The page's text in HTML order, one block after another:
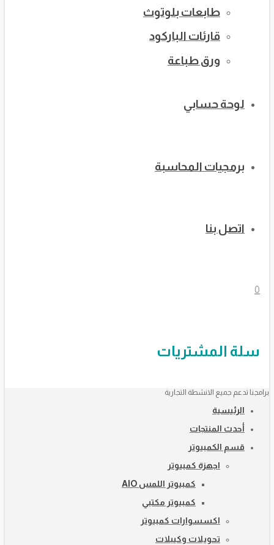
طابعات بلوتوث
قارئات الباركود
ورق طباعة
لوحة حسابي
برمجيات المحاسبة
اتصل بنا
0
سلة المشتريات
برامجنا تدعم جميع الانشطة التجارية
الرئيسية
أحدث المنتجات
قسم الكمبيوتر
اجهزة كمبيوتر
كمبيوتر اللمس AIO
كمبيوتر مكتبي
اكسسوارات كمبيوتر
تحويلات وكيبلات